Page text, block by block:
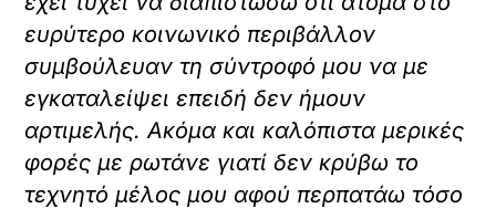
ευρύτερο κοινωνικό περιβάλλον
συμβούλευαν τη σύντροφό μου να με
εγκαταλείψει επειδή δεν ήμουν
αρτιμελής. Ακόμα και καλόπιστα μερικές
φορές με ρωτάνε γιατί δεν κρύβω το
τεχνητό μέλος μου αφού περπατάω τόσο